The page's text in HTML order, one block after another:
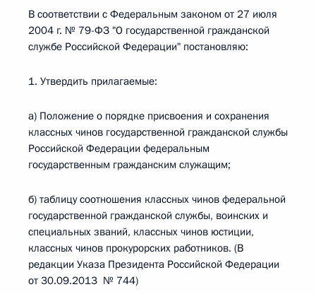
В соответствии с Федеральным законом от 27 июля
2004 г. № 79-ФЗ "О государственной гражданской
службе Российской Федерации" постановляю:
1. Утвердить прилагаемые:
а) Положение о порядке присвоения и сохранения
классных чинов государственной гражданской службы
Российской Федерации федеральным
государственным гражданским служащим;
б) таблицу соотношения классных чинов федеральной
государственной гражданской службы, воинских и
специальных званий, классных чинов юстиции,
классных чинов прокурорских работников. (В
редакции Указа Президента Российской Федерации
от 30.09.2013 № 744)